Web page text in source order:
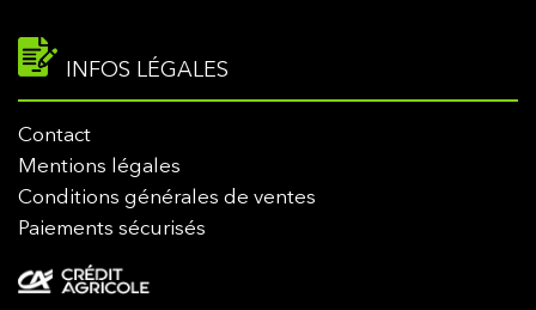
INFOS LÉGALES
Contact
Mentions légales
Conditions générales de ventes
Paiements sécurisés